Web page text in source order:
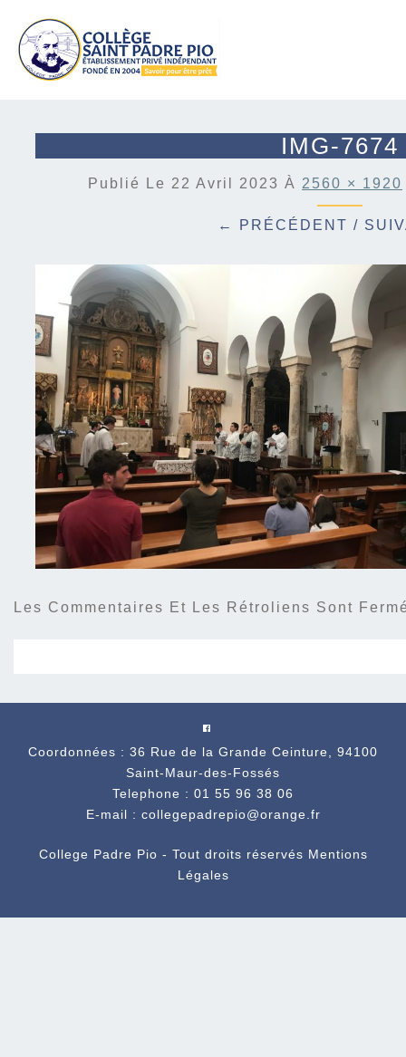
IMG-7674
Publié Le 22 Avril 2023 À 2560 × 1920
← PRÉCÉDENT /
Les Commentaires Et Les Rétroliens Sont
Coordonnées : 36 Rue de la Grande Ceinture, 94100
Saint-Maur-des-Fossés
Telephone : 01 55 96 38 06
E-mail : collegepadrepio@orange.fr
College Padre Pio - Tout droits réservés Mentions
Légales